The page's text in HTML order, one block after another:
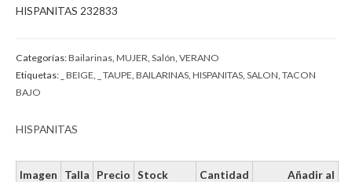
HISPANITAS 232833
Categorías:Bailarinas MUJER Salón VERANO
Etiquetas: _ BEIGE _ TAUPE BAILARINAS HISPANITAS SALON TACON
BAJO
HISPANITAS
Imagen Talla Precio Stock Cantidad
Añadir al